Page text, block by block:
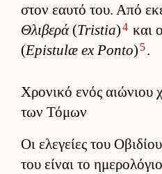
στον εαυτό του. Από
Θλιβερά(Tristia)4 και
(Epistulæ ex Ponto) 5.
Χρονικό ενός
των Τόμων
Οι ελεγείες του
του εί­ναι το